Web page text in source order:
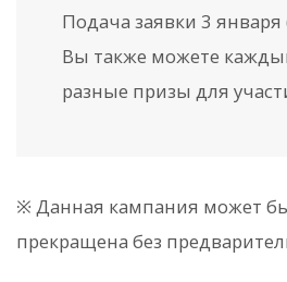
Подача заявки 3 января
Вы также можете
разные призы для
※ Данная кампания может
прекращена без